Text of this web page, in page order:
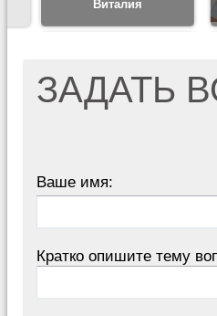
Виталия
ЗАДАТЬ
Ваше имя:
Кратко опишите тему